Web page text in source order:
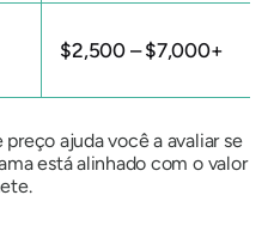
$2,500 – $7,000+
ajuda você a avaliar se
está alinhado com o valor